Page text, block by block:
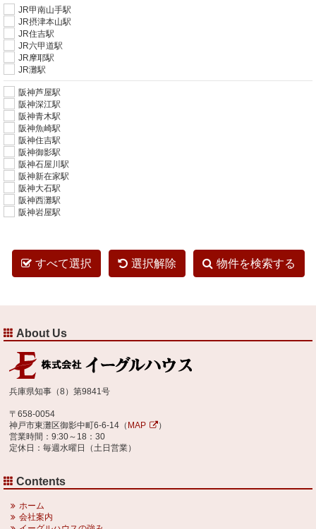
JR甲南山手駅
JR摂津本山駅
JR住吉駅
JR六甲道駅
JR摩耶駅
JR灘駅
阪神芦屋駅
阪神深江駅
阪神青木駅
阪神魚崎駅
阪神住吉駅
阪神御影駅
阪神石屋川駅
阪神新在家駅
阪神大石駅
阪神西灘駅
阪神岩屋駅
すべて選択 選択解除 物件を検索する
About Us
兵庫県知事（8）第9841号
〒658-0054
神戸市東灘区御影中町6-6-14（ MAP
）
営業時間：9:30～18：30
定休日：毎週水曜日（土日営業）
Contents
ホーム
会社案内